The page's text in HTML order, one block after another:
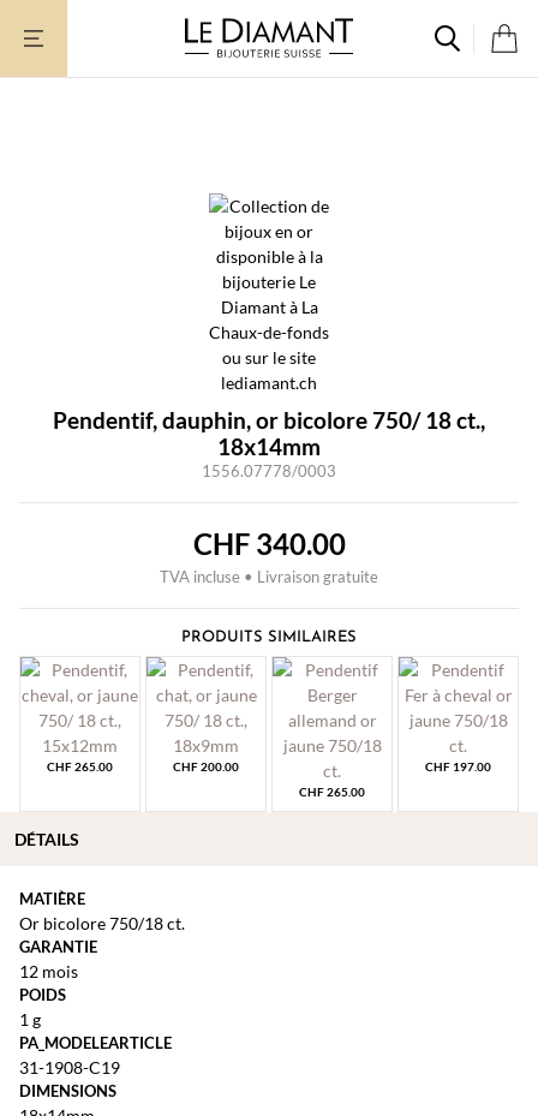
Pendentif, dauphin, or bicolore 750/ 18 ct.,
18x14mm
1556.07778/0003
CHF340.00
TVA incluse • Livraison gratuite
PRODUITS SIMILAIRES
CHF265.00 CHF200.00
CHF265.00
CHF 197.00
MATIÈRE
Or bicolore 750/18 ct.
GARANTIE
12 mois
POIDS
1 g
PA_MODELEARTICLE
31-1908-C19
DIMENSIONS
DÉTAILS